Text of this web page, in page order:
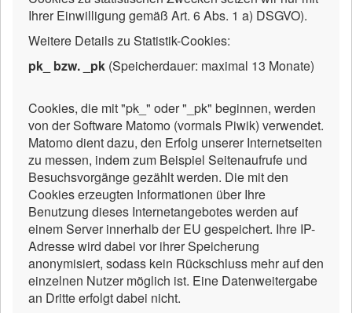
Ihrer Einwilligung gemäß Art. 6 Abs. 1 a) DSGVO).
Weitere Details zu Statistik-Cookies:
pk_ bzw. _pk (Speicherdauer: maximal 13 Monate)
Cookies, die mit "pk_" oder "_pk" beginnen, werden
von der Software Matomo (vormals Piwik) verwendet.
Matomo dient dazu, den Erfolg unserer Internetseiten
zu messen, indem zum Beispiel Seitenaufrufe und
Besuchsvorgänge gezählt werden. Die mit den
Cookies erzeugten Informationen über Ihre
Benutzung dieses Internetangebotes werden auf
einem Server innerhalb der EU gespeichert. Ihre IP-
Adresse wird dabei vor ihrer Speicherung
anonymisiert, sodass kein Rückschluss mehr auf den
einzelnen Nutzer möglich ist. Eine Datenweitergabe
an Dritte erfolgt dabei nicht.